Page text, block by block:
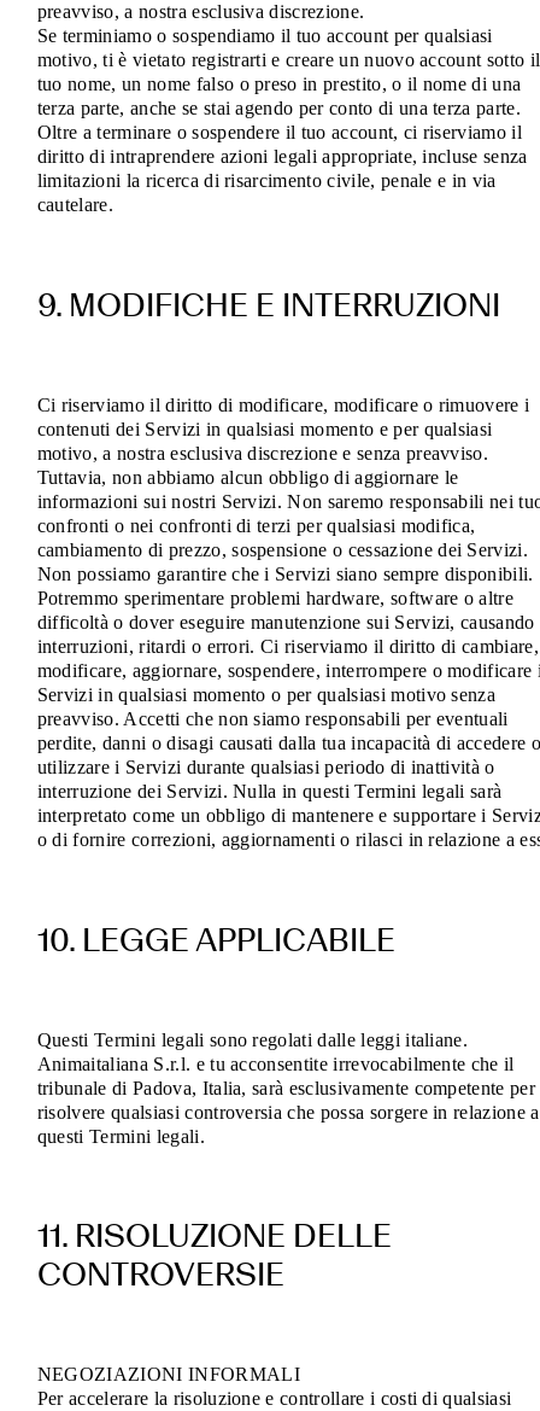
preavviso, a nostra esclusiva discrezione.
Se terminiamo o sospendiamo il tuo account per qualsiasi
motivo, ti è vietato registrarti e creare un nuovo account sotto il
tuo nome, un nome falso o preso in prestito, o il nome di una
terza parte, anche se stai agendo per conto di una terza parte.
Oltre a terminare o sospendere il tuo account, ci riserviamo il
diritto di intraprendere azioni legali appropriate, incluse senza
limitazioni la ricerca di risarcimento civile, penale e in via
cautelare.
9. MODIFICHE E INTERRUZIONI
Ci riserviamo il diritto di modificare, modificare o rimuovere i
contenuti dei Servizi in qualsiasi momento e per qualsiasi
motivo, a nostra esclusiva discrezione e senza preavviso.
Tuttavia, non abbiamo alcun obbligo di aggiornare le
informazioni sui nostri Servizi. Non saremo responsabili nei
confronti o nei confronti di terzi per qualsiasi modifica,
cambiamento di prezzo, sospensione o cessazione dei Servizi.
Non possiamo garantire che i Servizi siano sempre disponibili.
Potremmo sperimentare problemi hardware, software o altre
difficoltà o dover eseguire manutenzione sui Servizi, causando
interruzioni, ritardi o errori. Ci riserviamo il diritto di cambiare,
modificare, aggiornare, sospendere, interrompere o modificare
Servizi in qualsiasi momento o per qualsiasi motivo senza
preavviso. Accetti che non siamo responsabili per eventuali
perdite, danni o disagi causati dalla tua incapacità di accedere o
utilizzare i Servizi durante qualsiasi periodo di inattività o
interruzione dei Servizi. Nulla in questi Termini legali sarà
interpretato come un obbligo di mantenere e supportare i
o di fornire correzioni, aggiornamenti o rilasci in relazione a
10. LEGGE APPLICABILE
Questi Termini legali sono regolati dalle leggi italiane.
Animaitaliana S.r.l. e tu acconsentite irrevocabilmente che il
tribunale di Padova, Italia, sarà esclusivamente competente per
risolvere qualsiasi controversia che possa sorgere in relazione a
questi Termini legali.
11. RISOLUZIONE DELLE
CONTROVERSIE
NEGOZIAZIONI INFORMALI
Per accelerare la risoluzione e controllare i costi di qualsiasi